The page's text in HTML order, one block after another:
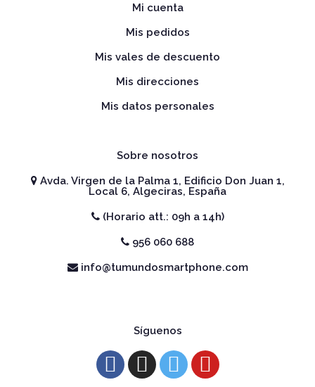
Mi cuenta
Mis pedidos
Mis vales de descuento
Mis direcciones
Mis datos personales
Sobre nosotros
Avda. Virgen de la Palma 1, Edificio Don Juan 1,
Local 6, Algeciras, España
(Horario att.: 09h a 14h)
956 060 688
info@tumundosmartphone.com
Síguenos